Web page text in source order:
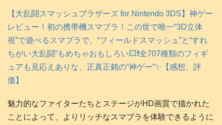
【大乱闘スマッシュブラザーズ for Nintendo 3DS】神ゲー
レビュー！初の携帯機スマブラ！この世で唯一“3D立体
視”で遊べるスマブラで、“フィールドスマッシュ”と“すれ
ちがい大乱闘”もめちゃおもしろい💥❗️全707種類のフィギ
ュアも見応えありな、正真正銘の“神ゲー”✨【感想、評
価】
魅力的なファイターたちとステージがHD画質で描かれた
ことによって、よりリッチなスマブラを体験できるように